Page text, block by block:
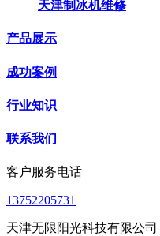
天津制冰机维修
产品展示
成功案例
行业知识
联系我们
客户服务电话
13752205731
天津无限阳光科技有限公司